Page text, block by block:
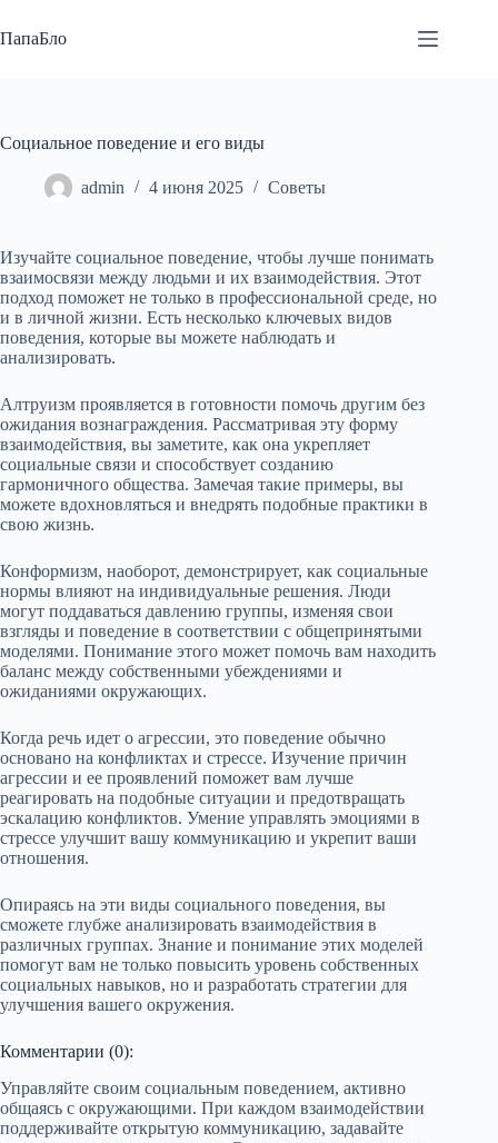
к
сути
ПапаБло
Социальное поведение и его виды
admin 4 июня 2025 Советы
Изучайте социальное поведение, чтобы лучше понимать
взаимосвязи между людьми и их взаимодействия. Этот
подход поможет не только в профессиональной среде, но
и в личной жизни. Есть несколько ключевых видов
поведения, которые вы можете наблюдать и
анализировать.
Алтруизм проявляется в готовности помочь другим без
ожидания вознаграждения. Рассматривая эту форму
взаимодействия, вы заметите, как она укрепляет
социальные связи и способствует созданию
гармоничного общества. Замечая такие примеры, вы
можете вдохновляться и внедрять подобные практики в
свою жизнь.
Конформизм, наоборот, демонстрирует, как социальные
нормы влияют на индивидуальные решения. Люди
могут поддаваться давлению группы, изменяя свои
взгляды и поведение в соответствии с общепринятыми
моделями. Понимание этого может помочь вам находить
баланс между собственными убеждениями и
ожиданиями окружающих.
Когда речь идет о агрессии, это поведение обычно
основано на конфликтах и стрессе. Изучение причин
агрессии и ее проявлений поможет вам лучше
реагировать на подобные ситуации и предотвращать
эскалацию конфликтов. Умение управлять эмоциями в
стрессе улучшит вашу коммуникацию и укрепит ваши
отношения.
Опираясь на эти виды социального поведения, вы
сможете глубже анализировать взаимодействия в
различных группах. Знание и понимание этих моделей
помогут вам не только повысить уровень собственных
социальных навыков, но и разработать стратегии для
улучшения вашего окружения.
Комментарии (0):
Управляйте своим социальным поведением, активно
общаясь с окружающими. При каждом взаимодействии
поддерживайте открытую коммуникацию, задавайте